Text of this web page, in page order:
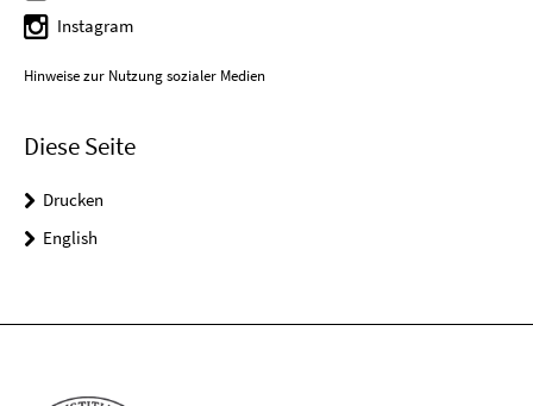
Instagram
Hinweise zur Nutzung sozialer Medien
Diese Seite
Drucken
English